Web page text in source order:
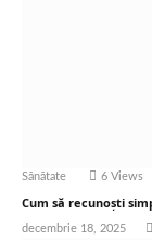
Sănătate 6 Views
Cum să recunoști
decembrie 18, 2025